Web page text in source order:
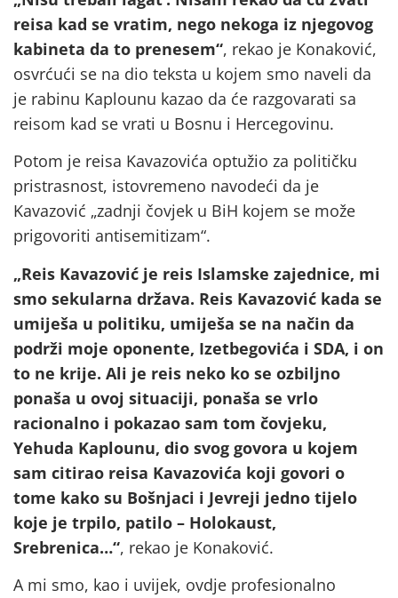
reisa kad se vratim, nego nekoga iz njegovog
kabineta da to prenesem“, rekao je Konaković,
osvrćući se na dio teksta u kojem smo naveli da
je rabinu Kaplounu kazao da će razgovarati sa
reisom kad se vrati u Bosnu i Hercegovinu.
Potom je reisa Kavazovića optužio za političku
pristrasnost, istovremeno navodeći da je
Kavazović „zadnji čovjek u BiH kojem se može
prigovoriti antisemitizam“.
„Reis Kavazović je reis Islamske zajednice, mi
smo sekularna država. Reis Kavazović kada se
umiješa u politiku, umiješa se na način da
podrži moje oponente, Izetbegovića i SDA, i on
to ne krije. Ali je reis neko ko se ozbiljno
ponaša u ovoj situaciji, ponaša se vrlo
racionalno i pokazao sam tom čovjeku,
Yehuda Kaplounu, dio svog govora u kojem
sam citirao reisa Kavazovića koji govori o
tome kako su Bošnjaci i Jevreji jedno tijelo
koje je trpilo, patilo – Holokaust,
Srebrenica…“, rekao je Konaković.
A mi smo, kao i uvijek, ovdje profesionalno